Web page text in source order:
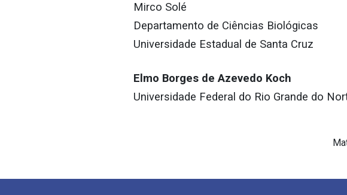
Mirco Solé
Departamento de Ciências Biológicas
Universidade Estadual de Santa Cruz
Elmo Borges de Azevedo Koch
Universidade Federal do Rio Grande do